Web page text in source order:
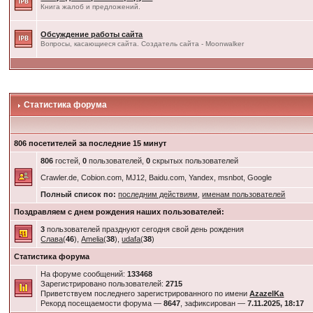
Книга жалоб и предложений.
Обсуждение работы сайта
Вопросы, касающиеся сайта. Создатель сайта - Moonwalker
Статистика форума
806 посетителей за последние 15 минут
806 гостей,0 пользователей,0 скрытых пользователей
Crawler.de, Cobion.com, MJ12, Baidu.com, Yandex, msnbot, Google
Полный список по: последним действиям ,именам пользователей
Поздравляем с днем рождения наших пользователей:
3 пользователей празднуют сегодня свой день рождения
Слава(46),Amelia(38),udafa(38)
Статистика форума
На форуме сообщений:133468
Зарегистрировано пользователей:2715
Приветствуем последнего зарегистрированного по имениAzazelKa
Рекорд посещаемости форума —8647 , зафиксирован —7.11.2025, 18:17